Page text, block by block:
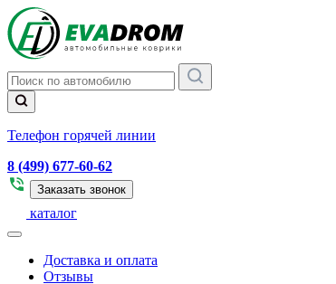
Телефон горячей линии
8 (499) 677-60-62
Заказать звонок
каталог
Доставка и оплата
Отзывы